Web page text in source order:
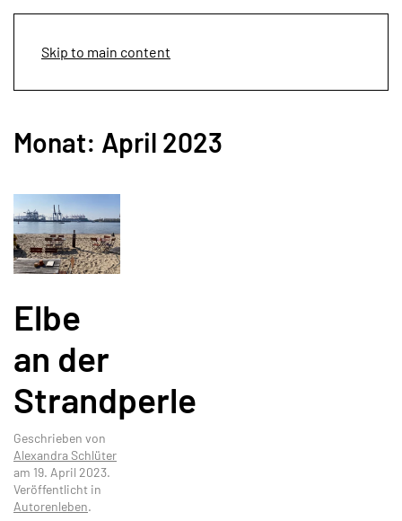
Skip to main content
Monat: April 2023
Elbe
an der
Strandperle
Geschrieben von
Alexandra Schlüter
am 19. April 2023.
Veröffentlicht in
Autorenleben.